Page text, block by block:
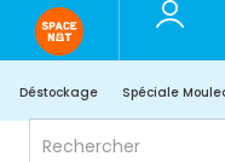
Déstockage Spéciale